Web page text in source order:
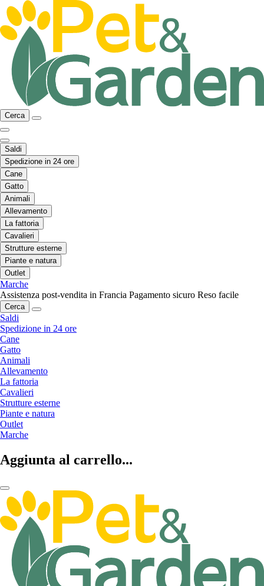
Cerca
Saldi
Spedizione in 24 ore
Cane
Gatto
Animali
Allevamento
La fattoria
Cavalieri
Strutture esterne
Piante e natura
Outlet
Marche
Assistenza post-vendita in Francia Pagamento sicuro Reso facile
Cerca
Saldi
Spedizione in 24 ore
Cane
Gatto
Animali
Allevamento
La fattoria
Cavalieri
Strutture esterne
Piante e natura
Outlet
Marche
Aggiunta al carrello...